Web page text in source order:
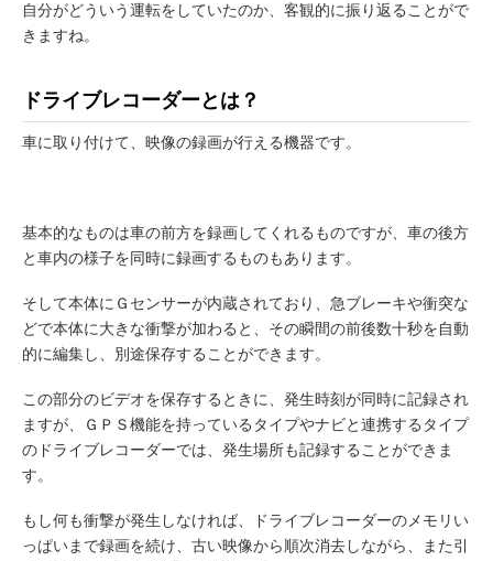
自分がどういう運転をしていたのか、客観的に振り返ることがで
きますね。
ドライブレコーダーとは？
車に取り付けて、映像の録画が行える機器です。
基本的なものは車の前方を録画してくれるものですが、車の後方
と車内の様子を同時に録画するものもあります。
そして本体にＧセンサーが内蔵されており、急ブレーキや衝突な
どで本体に大きな衝撃が加わると、その瞬間の前後数十秒を自動
的に編集し、別途保存することができます。
この部分のビデオを保存するときに、発生時刻が同時に記録され
ますが、ＧＰＳ機能を持っているタイプやナビと連携するタイプ
のドライブレコーダーでは、発生場所も記録することができま
す。
もし何も衝撃が発生しなければ、ドライブレコーダーのメモリい
っぱいまで録画を続け、古い映像から順次消去しながら、また引